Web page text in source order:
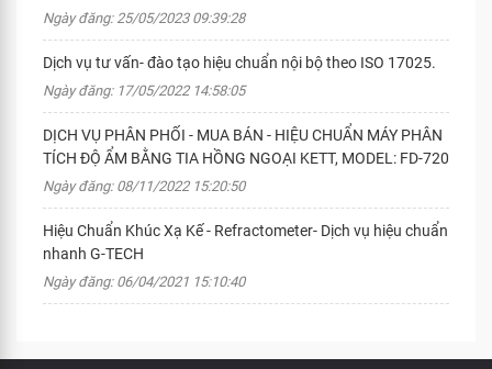
Ngày đăng: 25/05/2023 09:39:28
Dịch vụ tư vấn- đào tạo hiệu chuẩn nội bộ theo ISO 17025.
Ngày đăng: 17/05/2022 14:58:05
DỊCH VỤ PHÂN PHỐI - MUA BÁN - HIỆU CHUẨN MÁY PHÂN
TÍCH ĐỘ ẨM BẰNG TIA HỒNG NGOẠI KETT, MODEL: FD-720
Ngày đăng: 08/11/2022 15:20:50
Hiệu Chuẩn Khúc Xạ Kế - Refractometer- Dịch vụ hiệu chuẩn
nhanh G-TECH
Ngày đăng: 06/04/2021 15:10:40